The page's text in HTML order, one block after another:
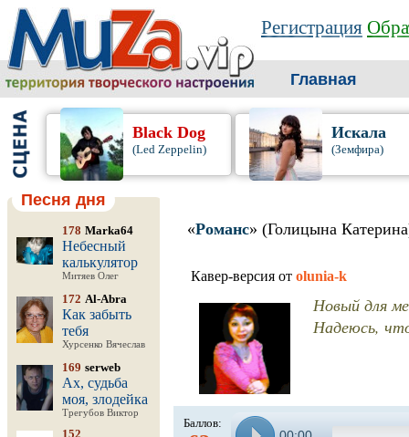
Регистрация
Главная
Black Dog
(Led Zeppelin)
Искала
(Земфира)
Песня дня
178 Marka64
Небесный
калькулятор
Митяев Олег
172 Al-Abra
Как забыть
тебя
Хурсенко Вячеслав
169 serweb
Ах, судьба
моя, злодейка
Трегубов Виктор
152
«Романс» (Голицына
Кавер-версия от olunia-k
Новый для
Надеюсь,
Баллов: